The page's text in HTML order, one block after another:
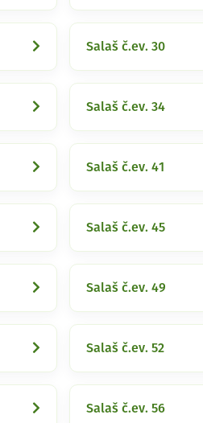
Salaš č.ev. 30
Salaš č.ev. 34
Salaš č.ev. 41
Salaš č.ev. 45
Salaš č.ev. 49
Salaš č.ev. 52
Salaš č.ev. 56